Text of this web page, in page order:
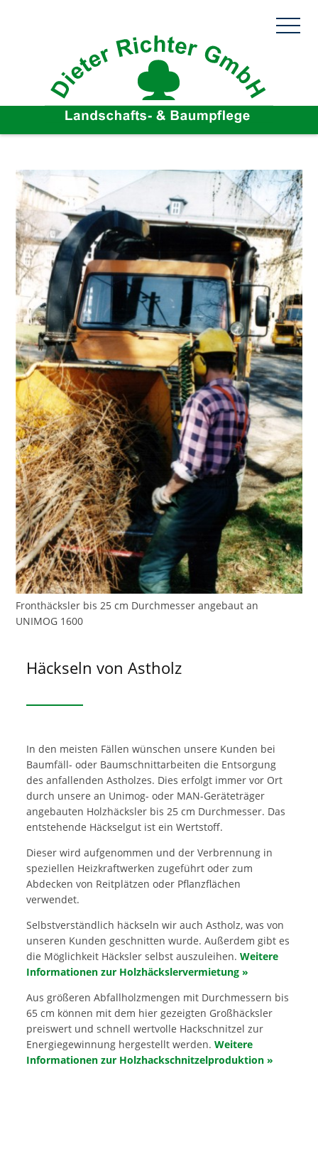
Fronthäcksler bis 25 cm Durchmesser angebaut an
UNIMOG 1600
Häckseln von Astholz
In den meisten Fällen wünschen unsere Kunden bei
Baumfäll- oder Baumschnittarbeiten die Entsorgung
des anfallenden Astholzes. Dies erfolgt immer vor Ort
durch unsere an Unimog- oder MAN-Geräteträger
angebauten Holzhäcksler bis 25 cm Durchmesser. Das
entstehende Häckselgut ist ein Wertstoff.
Dieser wird aufgenommen und der Verbrennung in
speziellen Heizkraftwerken zugeführt oder zum
Abdecken von Reitplätzen oder Pflanzflächen
verwendet.
Selbstverständlich häckseln wir auch Astholz, was von
unseren Kunden geschnitten wurde. Außerdem gibt es
die Möglichkeit Häcksler selbst auszuleihen.Weitere
Informationen zur Holzhäckslervermietung »
Aus größeren Abfallholzmengen mit Durchmessern bis
65 cm können mit dem hier gezeigten Großhäcksler
preiswert und schnell wertvolle Hackschnitzel zur
Energiegewinnung hergestellt werden.Weitere
Informationen zur Holzhackschnitzelproduktion »